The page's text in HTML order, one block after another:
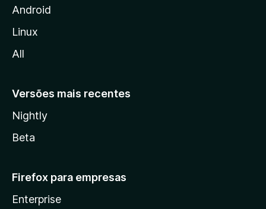
i
a
Android
Linux
All
Versões mais recentes
Nightly
Beta
Firefox para empresas
Enterprise